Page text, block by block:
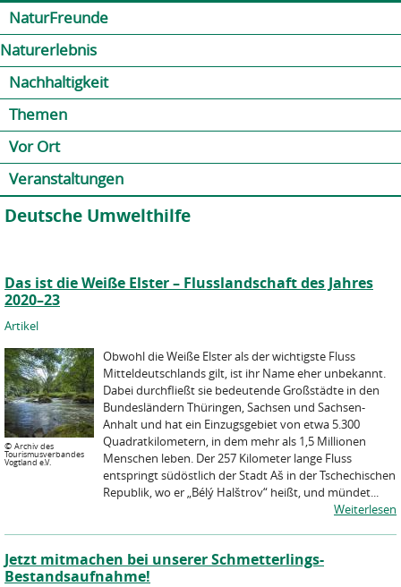
NaturFreunde
Naturerlebnis
Nachhaltigkeit
Themen
Vor Ort
Veranstaltungen
Deutsche Umwelthilfe
Das ist die Weiße Elster – Flusslandschaft des Jahres
2020–23
Artikel
© Archiv des
Tourismusverbandes
Vogtland e.V.
Obwohl die Weiße Elster als der wichtigste Fluss
Mitteldeutschlands gilt, ist ihr Name eher unbekannt.
Dabei durchfließt sie bedeutende Großstädte in den
Bundesländern Thüringen, Sachsen und Sachsen-
Anhalt und hat ein Einzugsgebiet von etwa 5.300
Quadratkilometern, in dem mehr als 1,5 Millionen
Menschen leben. Der 257 Kilometer lange Fluss
entspringt südöstlich der Stadt Aš in der Tschechischen
Republik, wo er „Bélý Halštrov“ heißt, und mündet...
Weiterlesen
Jetzt mitmachen bei unserer Schmetterlings-
Bestandsaufnahme!